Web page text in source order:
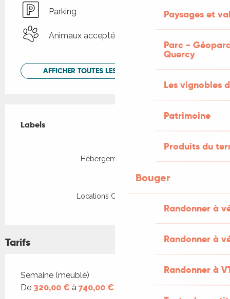
Paysages et
Parc -
Quercy
Les vignobles
Patrimoine
Produits du
Bouger
Randonner à
Randonner à
Randonner à
Parking
Animaux acceptés
AFFICHER TOUTES LES PRESTATIONS
Labels
Labels
Hébergement Pêche
Locations CléVacances
Tarifs
Tarifs 2026
Semaine (meublé)
De 320,00 € à 740,00 €